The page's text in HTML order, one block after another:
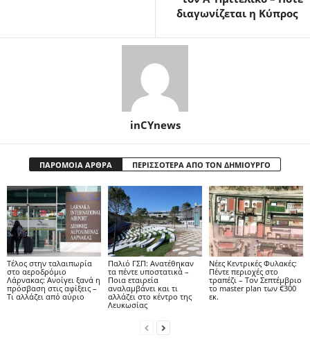
διαγωνίζεται η Κύπρος
inCYnews
ΠΑΡΟΜΟΙΑ ΑΡΘΡΑ ΠΕΡΙΣΣΟΤΕΡΑ ΑΠΟ ΤΟΝ ΔΗΜΙΟΥΡΓΟ
Tέλος στην ταλαιπωρία
στο αεροδρόμιο
Λάρνακας: Ανοίγει ξανά η
πρόσβαση στις αφίξεις –
Τι αλλάζει από αύριο
Παλιό ΓΣΠ: Ανατέθηκαν
τα πέντε υποστατικά –
Ποια εταιρεία
αναλαμβάνει και τι
αλλάζει στο κέντρο της
Λευκωσίας
Νέες Κεντρικές Φυλακές:
Πέντε περιοχές στο
τραπέζι – Τον Σεπτέμβριο
το master plan των €300
εκ.